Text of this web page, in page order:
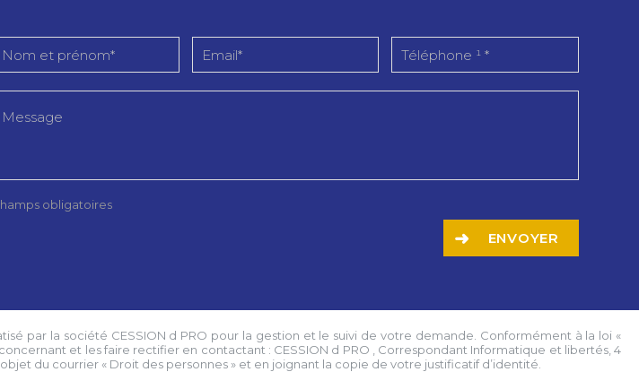
obligatoires
ENVOYER
par la société CESSION d PRO pour la gestion et le suivi de votre demande. Conformément à la loi «
et les faire rectifier en contactant : CESSION d PRO , Correspondant Informatique et libertés,4
du courrier « Droit des personnes » et en joignant la copie de votre justificatif d’identité.